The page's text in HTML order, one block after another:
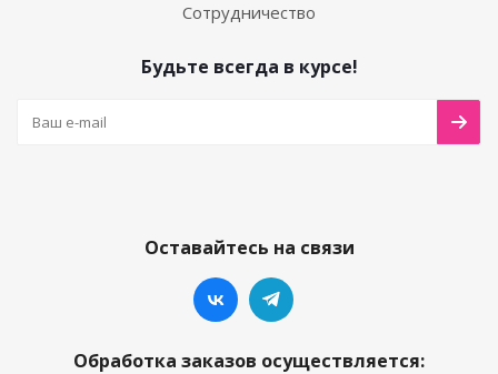
Сотрудничество
Будьте всегда в курсе!
Оставайтесь на связи
Обработка заказов осуществляется: